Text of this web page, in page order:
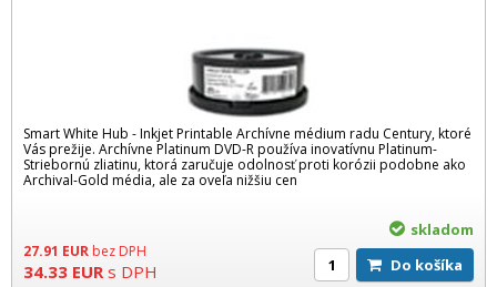
Smart White Hub - Inkjet Printable Archívne médium radu Century, ktoré
Vás prežije. Archívne Platinum DVD-R používa inovatívnu Platinum-
Striebornú zliatinu, ktorá zaručuje odolnosť proti korózii podobne ako
Archival-Gold média, ale za oveľa nižšiu cen
27.91 EUR bez DPH
34.33 EUR s DPH
skladom
Do košíka